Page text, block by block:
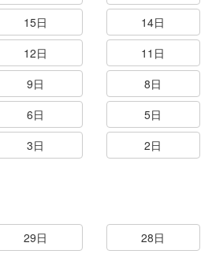
15日
14日
12日
11日
9日
8日
6日
5日
3日
2日
29日
28日